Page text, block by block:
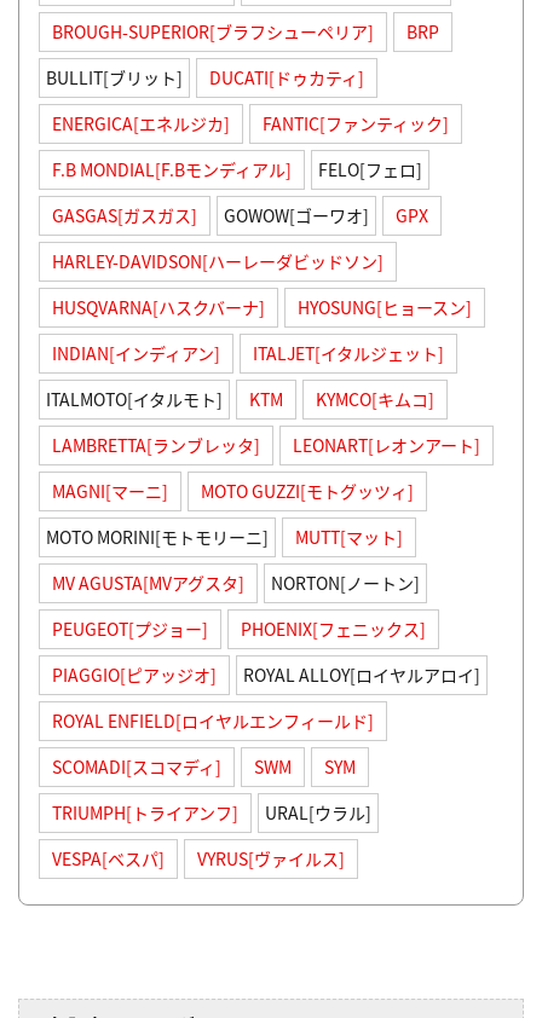
BROUGH-SUPERIOR[ブラフシューペリア]
BRP
BULLIT[ブリット]
DUCATI[ドゥカティ]
ENERGICA[エネルジカ]
FANTIC[ファンティック]
F.B MONDIAL[F.Bモンディアル]
FELO[フェロ]
GASGAS[ガスガス]
GOWOW[ゴーワオ]
GPX
HARLEY-DAVIDSON[ハーレーダビッドソン]
HUSQVARNA[ハスクバーナ]
HYOSUNG[ヒョースン]
INDIAN[インディアン]
ITALJET[イタルジェット]
ITALMOTO[イタルモト]
KTM
KYMCO[キムコ]
LAMBRETTA[ランブレッタ]
LEONART[レオンアート]
MAGNI[マーニ]
MOTO GUZZI[モトグッツィ]
MOTO MORINI[モトモリーニ]
MUTT[マット]
MV AGUSTA[MVアグスタ]
NORTON[ノートン]
PEUGEOT[プジョー]
PHOENIX[フェニックス]
PIAGGIO[ピアッジオ]
ROYAL ALLOY[ロイヤルアロイ]
ROYAL ENFIELD[ロイヤルエンフィールド]
SCOMADI[スコマディ]
SWM
SYM
TRIUMPH[トライアンフ]
URAL[ウラル]
VESPA[ベスパ]
VYRUS[ヴァイルス]